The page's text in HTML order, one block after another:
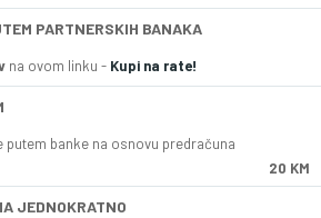
PARTNERSKIH BANAKA
na ovom linku - Kupi na rate!
putem banke na osnovu predračuna
20 KM
JEDNOKRATNO